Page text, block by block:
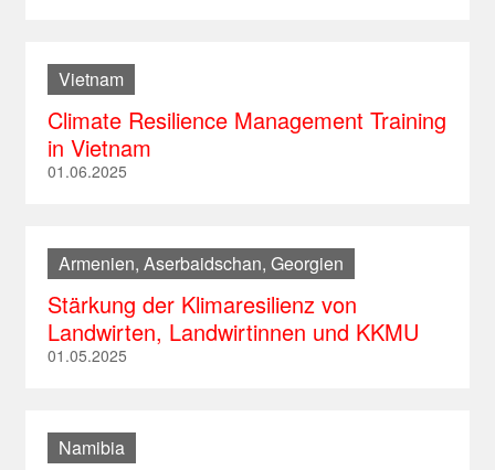
Vietnam
Climate Resilience Management Training
in Vietnam
01.06.2025
Armenien, Aserbaidschan, Georgien
Stärkung der Klimaresilienz von
Landwirten, Landwirtinnen und KKMU
01.05.2025
Namibia